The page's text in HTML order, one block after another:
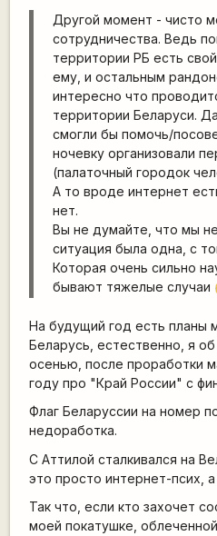
Другой момент - чисто
сотрудничества. Ведь
территории РБ есть
ему, и остальным
интересно что
территории Беларуси.
смогли бы помочь/
ночевку организовали
(палаточный городок
А то вроде интернет
нет.
Вы не думайте, что мы
ситуация была одна, с
Которая очень сильно
бывают тяжелые случаи
На будущий год есть планы
Беларусь, естественно, я
осенью, после проработки
году про "Край России" с
Флаг Беларуссии на номер
недоработка.
С Аттилой сталкивался на
это просто интернет-псих,
Так что, если кто захочет
моей покатушке,